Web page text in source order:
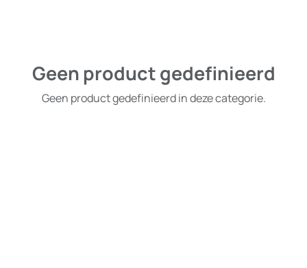
Geen product gedefinieerd
Geen product gedefinieerd in deze categorie.